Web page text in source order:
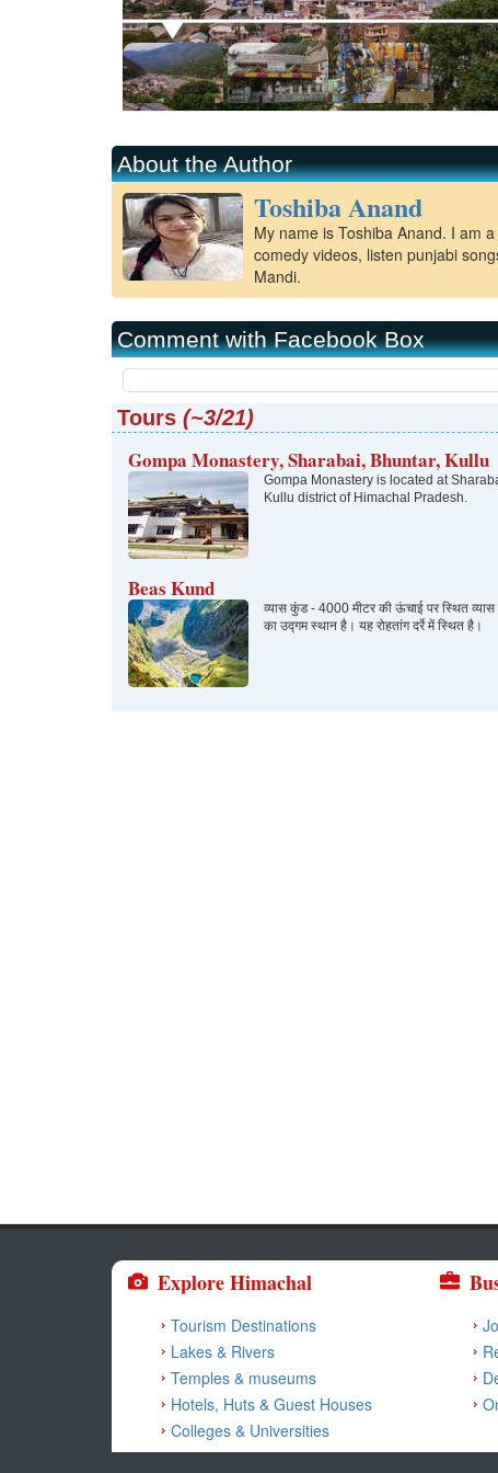
About the Author
Toshiba Anand
My name is Toshiba Anand. I am
comedy videos, listen punjabi
Mandi.
Comment with Facebook Box
Tours (~3/21)
Gompa Monastery, Sharabai, Bhuntar, Kullu
Gompa Monastery is located at
Kullu district of Himachal Pradesh.
Beas Kund
व्यास कुंड - 4000 मीटर की ऊंचाई पर स्थित व्यास
का उद्गम स्थान है। यह रोहतांग दर्रे में स्थित है।
Explore Himachal
Tourism Destinations
Lakes & Rivers
Temples & museums
Hotels, Huts & Guest Houses
Colleges & Universities